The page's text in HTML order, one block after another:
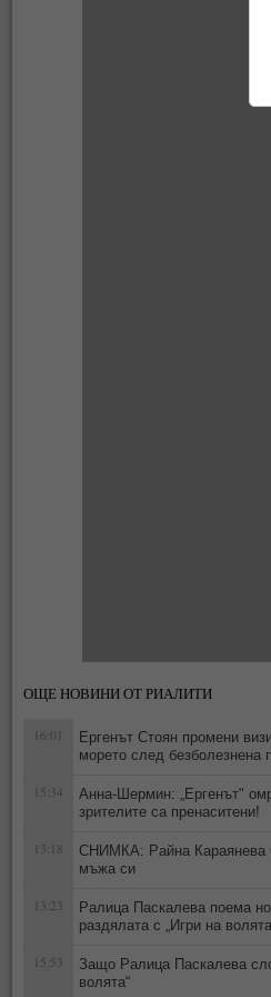
ОЩЕ НОВИНИ ОТ РИАЛИТИ
16:01
Ергенът Стоян промени
морето след безболезнена
15:34
Анна-Шермин: „Ергенът"
зрителите са пренаситени!
13:18
СНИМКА: Райна Караянева
мъжа си
13:23
Ралица Паскалева поема
раздялата с „Игри на
15:53
Защо Ралица Паскалева
волята“